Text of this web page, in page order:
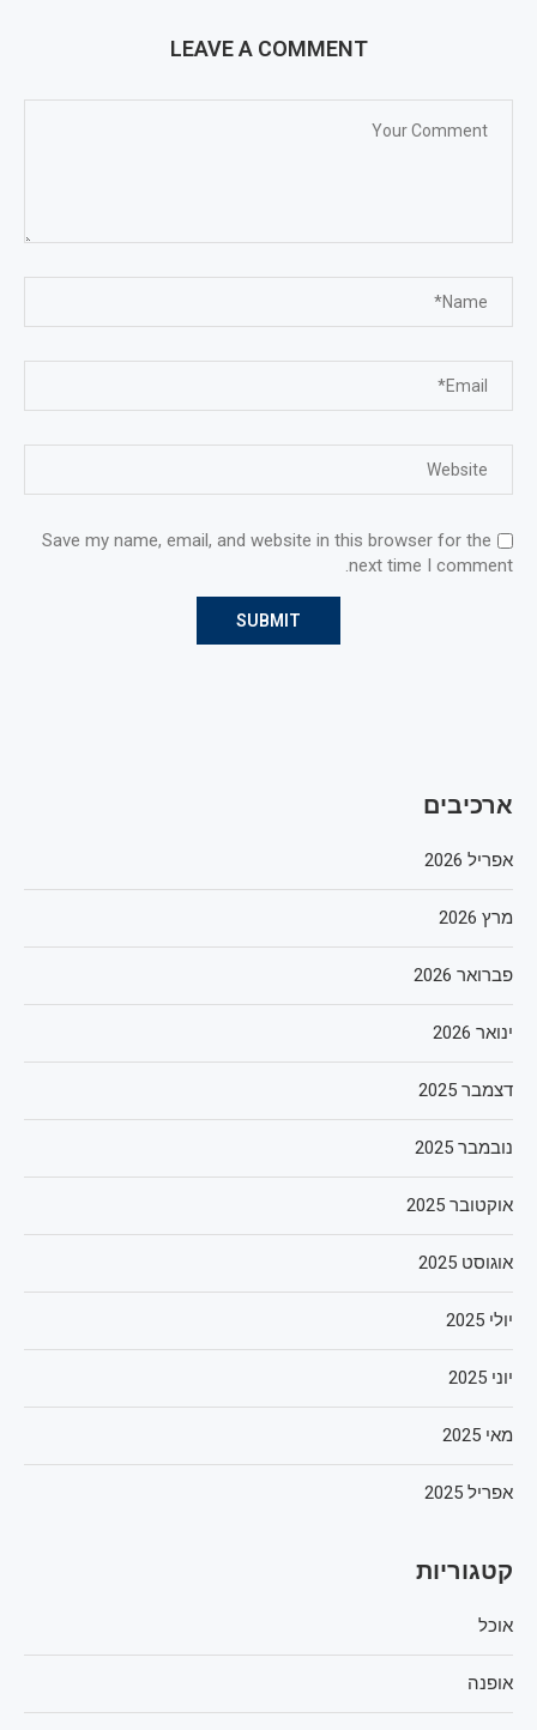
LEAVE A COMMENT
Save my name, email, and website in this browser for the
next time I comment.
ארכיבים
אפריל 2026
מרץ 2026
פברואר 2026
ינואר 2026
דצמבר 2025
נובמבר 2025
אוקטובר 2025
אוגוסט 2025
יולי 2025
יוני 2025
מאי 2025
אפריל 2025
קטגוריות
אוכל
אופנה